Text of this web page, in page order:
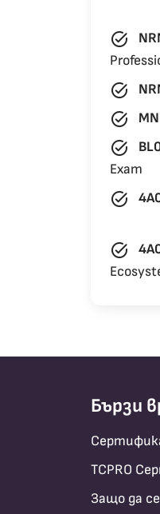
task_alt
task_alt
task_alt
task_alt
Exam
task_alt
task_alt
Бързи
TCPRO
Защо да